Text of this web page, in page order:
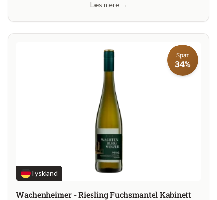
Læs mere →
Spar
34%
Tyskland
Wachenheimer - Riesling Fuchsmantel Kabinett